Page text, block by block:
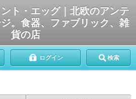
ト・エッグ｜北欧のアンテ
。食器、ファブリック、雑
貨の店
ログイン 検索